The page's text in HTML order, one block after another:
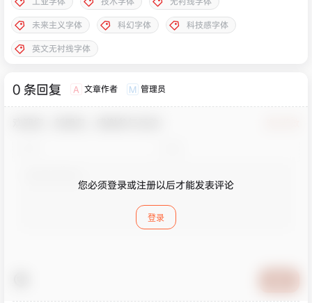
未来主义字体
科幻字体
科技感字体
英文无衬线字体
0 条回复 A 文章作者 M 管理员
您必须登录或注册以后才能发表评论
登录